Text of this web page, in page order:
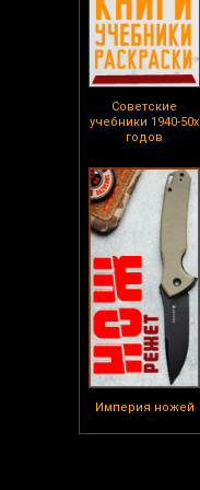
Советские
учебники 1940-50х
годов
Империя ножей